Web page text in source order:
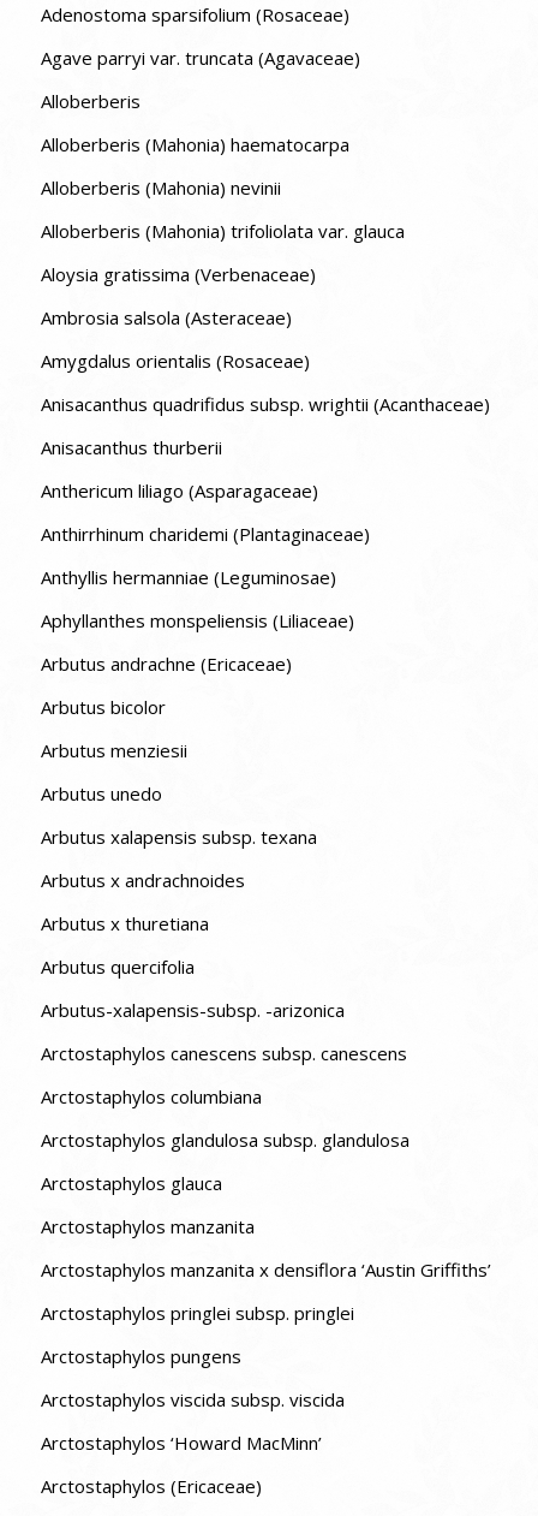
Adenostoma sparsifolium (Rosaceae)
Agave parryi var. truncata (Agavaceae)
Alloberberis
Alloberberis (Mahonia) haematocarpa
Alloberberis (Mahonia) nevinii
Alloberberis (Mahonia) trifoliolata var. glauca
Aloysia gratissima (Verbenaceae)
Ambrosia salsola (Asteraceae)
Amygdalus orientalis (Rosaceae)
Anisacanthus quadrifidus subsp. wrightii (Acanthaceae)
Anisacanthus thurberii
Anthericum liliago (Asparagaceae)
Anthirrhinum charidemi (Plantaginaceae)
Anthyllis hermanniae (Leguminosae)
Aphyllanthes monspeliensis (Liliaceae)
Arbutus andrachne (Ericaceae)
Arbutus bicolor
Arbutus menziesii
Arbutus unedo
Arbutus xalapensis subsp. texana
Arbutus x andrachnoides
Arbutus x thuretiana
Arbutus quercifolia
Arbutus-xalapensis-subsp. -arizonica
Arctostaphylos canescens subsp. canescens
Arctostaphylos columbiana
Arctostaphylos glandulosa subsp. glandulosa
Arctostaphylos glauca
Arctostaphylos manzanita
Arctostaphylos manzanita x densiflora ‘Austin Griffiths’
Arctostaphylos pringlei subsp. pringlei
Arctostaphylos pungens
Arctostaphylos viscida subsp. viscida
Arctostaphylos ‘Howard MacMinn’
Arctostaphylos (Ericaceae)